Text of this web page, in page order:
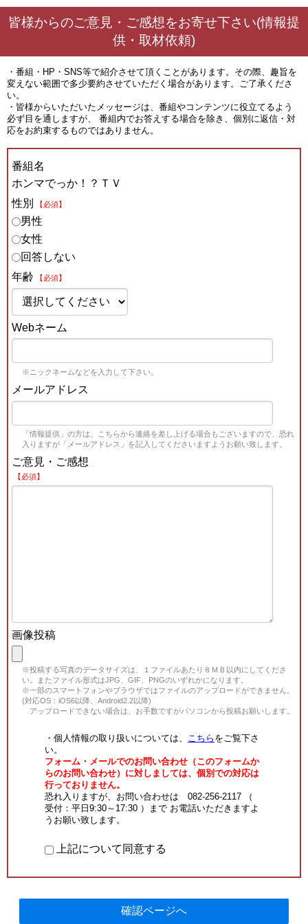
皆様からのご意見・ご感想をお寄せ下さい(情報提
供・取材依頼)
・番組・HP・SNS等で紹介させて頂くことがあります。その際、趣旨を
変えない範囲で多少要約させていただく場合があります。ご了承くださ
い。
・皆様からいただいたメッセージは、番組やコンテンツに役立てるよう
必ず目を通しますが、 番組内でお答えする場合を除き、個別に返信・対
応をお約束するものではありません。
番組名
ホンマでっか！？ＴＶ
性別
【必須】
男性
女性
回答しない
年齢
【必須】
Webネーム
※ニックネームなどを入力して下さい。
メールアドレス
「情報提供」の方は、こちらから連絡を差し上げる場合もございますので、恐れ
入りますが「メールアドレス」を記入してくださいますようお願い致します。
ご意見・ご感想
【必須】
画像投稿
※投稿する写真のデータサイズは、１ファイルあたり８ＭＢ以内にしてくださ
い。またファイル形式はJPG、GIF、PNGのいずれかになります。
※一部のスマートフォンやブラウザではファイルのアップロードができません。
(対応OS：iOS6以降、Android2.2以降)
アップロードできない場合は、お手数ですがパソコンから投稿お願いします。
・個人情報の取り扱いについては、 こちら をご覧下さ
い。
フォーム・メールでのお問い合わせ（このフォームか
らのお問い合わせ）に対しましては、個別での対応は
行っておりません。
恐れ入りますが、お問い合わせは 082-256-2117 （
受付：平日9:30～17:30 ）まで お電話いただきますよ
うお願い致します。
上記について同意する
確認ページへ